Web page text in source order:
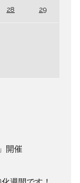
28 29
開催